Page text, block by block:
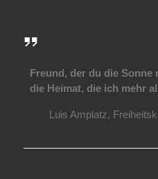
Freund, der du die
die Heimat, die ich mehr
Luis Amplatz,